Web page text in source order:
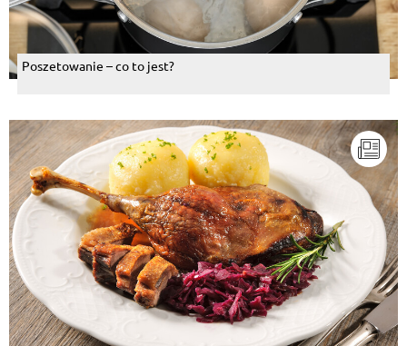
Poszetowanie – co to jest?